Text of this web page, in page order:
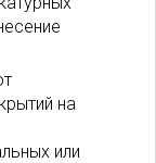
на
или